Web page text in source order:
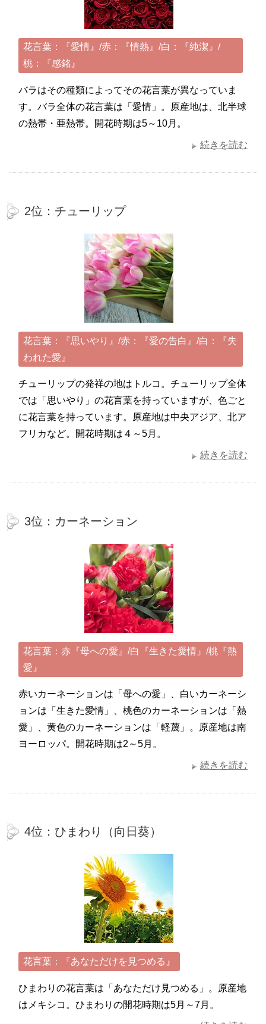
花言葉：『愛情』/赤：『情熱』/白：『純潔』/
桃：『感銘』
バラはその種類によってその花言葉が異なっていま
す。バラ全体の花言葉は「愛情」。原産地は、北半球
の熱帯・亜熱帯。開花時期は5～10月。
続きを読む
2位：チューリップ
花言葉：『思いやり』/赤：『愛の告白』/白：『失
われた愛』
チューリップの発祥の地はトルコ。チューリップ全体
では「思いやり」の花言葉を持っていますが、色ごと
に花言葉を持っています。原産地は中央アジア、北ア
フリカなど。開花時期は４～5月。
続きを読む
3位：カーネーション
花言葉：赤『母への愛』/白『生きた愛情』/桃『熱
愛』
赤いカーネーションは「母への愛」、白いカーネーシ
ョンは「生きた愛情」、桃色のカーネーションは「熱
愛」、黄色のカーネーションは「軽蔑」。原産地は南
ヨーロッパ。開花時期は2～5月。
続きを読む
4位：ひまわり（向日葵）
花言葉：『あなただけを見つめる』
ひまわりの花言葉は「あなただけ見つめる」。原産地
はメキシコ。ひまわりの開花時期は5月～7月。